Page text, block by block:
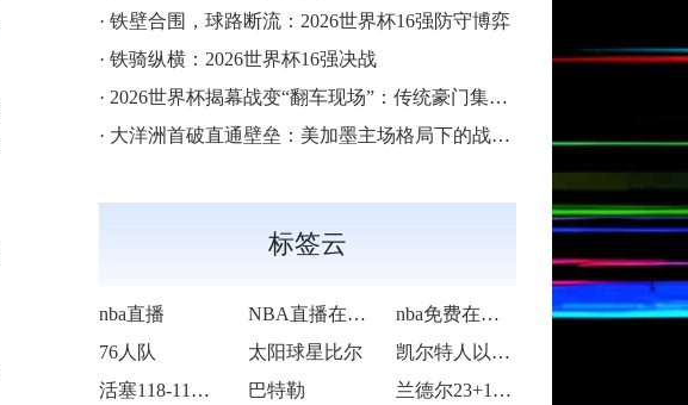
· 铁壁合围，球路断流：2026世界杯16强防守博弈
· 铁骑纵横：2026世界杯16强决战
· 2026世界杯揭幕战变“翻车现场”：传统豪门集体遇险
· 大洋洲首破直通壁垒：美加墨主场格局下的战术体系重构
标签云
nba直播 NBA直播在线观看
nba免费在线高清直播
76人队
太阳球星比尔
凯尔特人以92-105不敌雷霆
活塞118-115逆转险胜开拓者
巴特勒
兰德尔23+10爱德华兹19中5 森林狼